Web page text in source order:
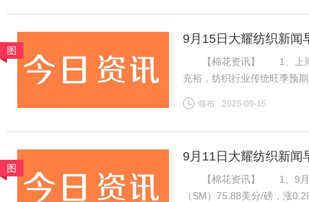
图
9月15日大耀纺织新闻
【棉花资讯】 1、上周国
充裕，纺织行业传统旺季预
良好，新疆新棉吐絮率近
领布 2025-09-15
图
9月11日大耀纺织新闻
【棉花资讯】 1、9月10
（SM）75.88美分/磅，涨